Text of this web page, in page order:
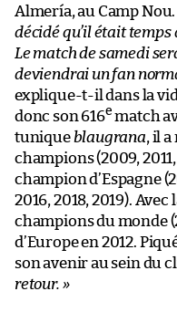
Almería, au Camp
décidé qu’il était
Le match de samedi
deviendrai un fan
explique-t-il dans la
donc son 616e match
tunique blaugrana, il
champions (2009,
champion d’Espagne
2016, 2018, 2019). Avec
champions du monde
d’Europe en 2012.
son avenir au sein du
retour. »